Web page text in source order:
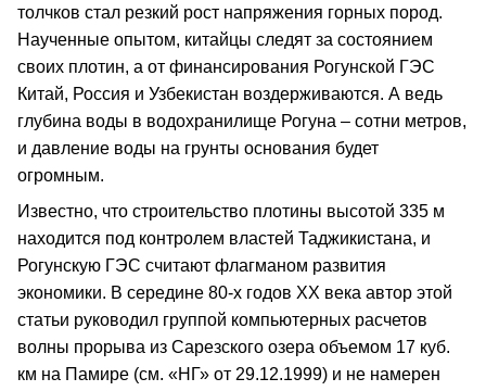
толчков стал резкий рост напряжения горных пород.
Наученные опытом, китайцы следят за состоянием
своих плотин, а от финансирования Рогунской ГЭС
Китай, Россия и Узбекистан воздерживаются. А ведь
глубина воды в водохранилище Рогуна – сотни метров,
и давление воды на грунты основания будет
огромным.
Известно, что строительство плотины высотой 335 м
находится под контролем властей Таджикистана, и
Рогунскую ГЭС считают флагманом развития
экономики. В середине 80-х годов XX века автор этой
статьи руководил группой компьютерных расчетов
волны прорыва из Сарезского озера объемом 17 куб.
км на Памире (см. «НГ» от 29.12.1999) и не намерен